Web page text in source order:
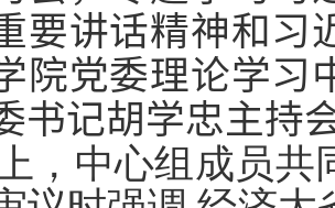
要讲话精神和习
院党委理论学习
书记胡学忠主持
，中心组成员共